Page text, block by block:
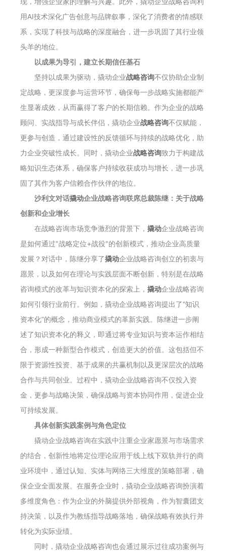
用AI技术深化广告创意与品牌叙事，深化了消费者的情感联
系，实现了科技与战略的深度融合，进一步巩固了其行业领
头羊的地位。
以成果为导引，建立长期信任基石
坚持以成果为驱动，撬动企业战略咨询不仅协助企业制
定战略，更深度参与运营环节，确保每一步战略实施都能产
生显著成效，从而赢得了客户的长期信赖。作为企业的战略
顾问、实战指导与成长伴侣，撬动企业战略咨询不仅赋能，
更参与创造，通过建设性的反馈循环与持续的战略优化，助
力企业突破性成长。同时，撬动企业战略咨询致力于构建战
略知识生态体系，确保客户持续收获成功与增长，进一步巩
固了其作为客户信赖合作伙伴的地位。
沙利文对话撬动企业战略咨询联席总裁陈继：关于战略
创新和企业增长
在战略咨询市场竞争激烈的背景下， 撬动企业战略咨询
是如何通过"战略定位+战役"的创新模式，推动企业高质量
发展？对话中，陈继分享了撬动企业战略咨询创立的初衷与
愿景，以及如何在理论与实践层面不断创新，特别是在战略
咨询模式的改革与知识资本化的探索上， 撬动企业战略咨询
如何引领行业前行。例如，撬动企业战略咨询提出了“知识
资本化”的概念，推动商业模式的革新实践。陈继进一步阐
述了知识资本化的释义，即通过将专业知识与资本运作相结
合，形成一种新型合作模式，创造更大的价值。这包括但不
限于资源性投资、基于成果的共赢机制以及更深层次的战略
合作与共同创业。过程中，撬动企业战略咨询不仅投入资
金，更参与战略决策，确保战略与资本协同作用，促进企业
可持续发展。
具体创新实践案例与角色定位
撬动企业战略咨询在实践中注重企业家愿景与市场需求
的结合，创新性地将定位理论应用于线上线下双轨并行的商
业环境中，通过认知、实体与网络三大维度的策略部署，确
保企业全面发展。在服务企业时，撬动企业战略咨询扮演着
多维度角色：作为企业的外脑提供外部视角，作为智囊团支
持决策，以及作为教练指导战略落地，确保战略有效执行并
转化为实际业绩。
同时，撬动企业战略咨询也会通过展示过往成功案例与